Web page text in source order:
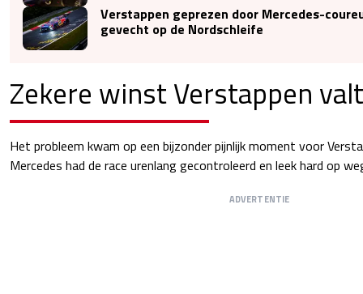
Verstappen geprezen door Mercedes-
gevecht op de Nordschleife
Zekere winst Verstappen
Het probleem kwam op een bijzonder pijnlijk moment voor
Mercedes had de race urenlang gecontroleerd en leek hard op
ADVERTENTIE